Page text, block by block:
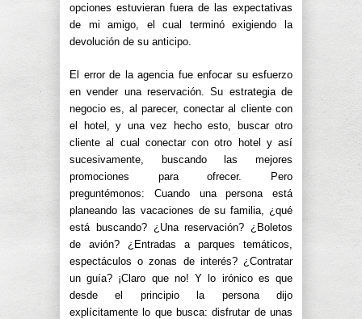
opciones estuvieran fuera de las expectativas
de mi amigo, el cual terminó exigiendo la
devolución de su anticipo.
El error de la agencia fue enfocar su esfuerzo
en vender una reservación. Su estrategia de
negocio es, al parecer, conectar al cliente con
el hotel, y una vez hecho esto, buscar otro
cliente al cual conectar con otro hotel y así
sucesivamente, buscando las mejores
promociones para ofrecer. Pero
preguntémonos: Cuando una persona está
planeando las vacaciones de su familia, ¿qué
está buscando? ¿Una reservación? ¿Boletos
de avión? ¿Entradas a parques temáticos,
espectáculos o zonas de interés? ¿Contratar
un guía? ¡Claro que no! Y lo irónico es que
desde el principio la persona dijo
explícitamente lo que busca: disfrutar de unas